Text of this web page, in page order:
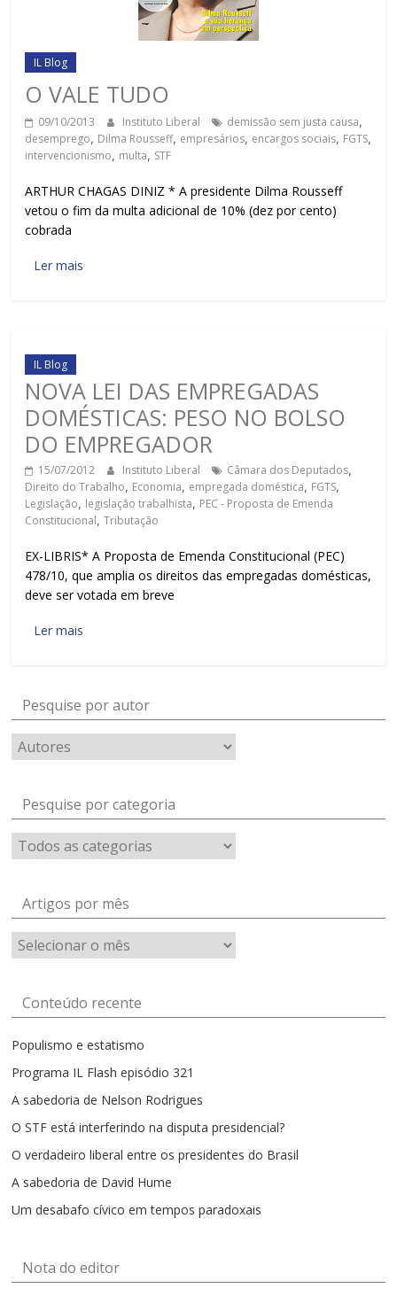
IL Blog
O VALE TUDO
09/10/2013 Instituto Liberal demissão sem justa causa,
desemprego, Dilma Rousseff, empresários, encargos sociais, FGTS,
intervencionismo, multa, STF
ARTHUR CHAGAS DINIZ * A presidente Dilma Rousseff
vetou o fim da multa adicional de 10% (dez por cento)
cobrada
Ler mais
IL Blog
NOVA LEI DAS EMPREGADAS
DOMÉSTICAS: PESO NO BOLSO
DO EMPREGADOR
15/07/2012 Instituto Liberal Câmara dos Deputados,
Direito do Trabalho, Economia, empregada doméstica, FGTS,
Legislação, legislação trabalhista, PEC - Proposta de Emenda
Constitucional,Tributação
EX-LIBRIS* A Proposta de Emenda Constitucional (PEC)
478/10, que amplia os direitos das empregadas domésticas,
deve ser votada em breve
Ler mais
Pesquise por autor
Pesquise por categoria
Artigos por mês
Artigos
por
Conteúdo recente
Populismo e estatismo
Programa IL Flash episódio 321
A sabedoria de Nelson Rodrigues
O STF está interferindo na disputa presidencial?
O verdadeiro liberal entre os presidentes do Brasil
A sabedoria de David Hume
Um desabafo cívico em tempos paradoxais
Nota do editor